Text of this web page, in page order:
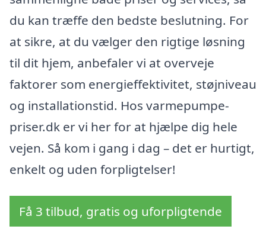
du kan træffe den bedste beslutning. For
at sikre, at du vælger den rigtige løsning
til dit hjem, anbefaler vi at overveje
faktorer som energieffektivitet, støjniveau
og installationstid. Hos varmepumpe-
priser.dk er vi her for at hjælpe dig hele
vejen. Så kom i gang i dag – det er hurtigt,
enkelt og uden forpligtelser!
Få 3 tilbud, gratis og uforpligtende